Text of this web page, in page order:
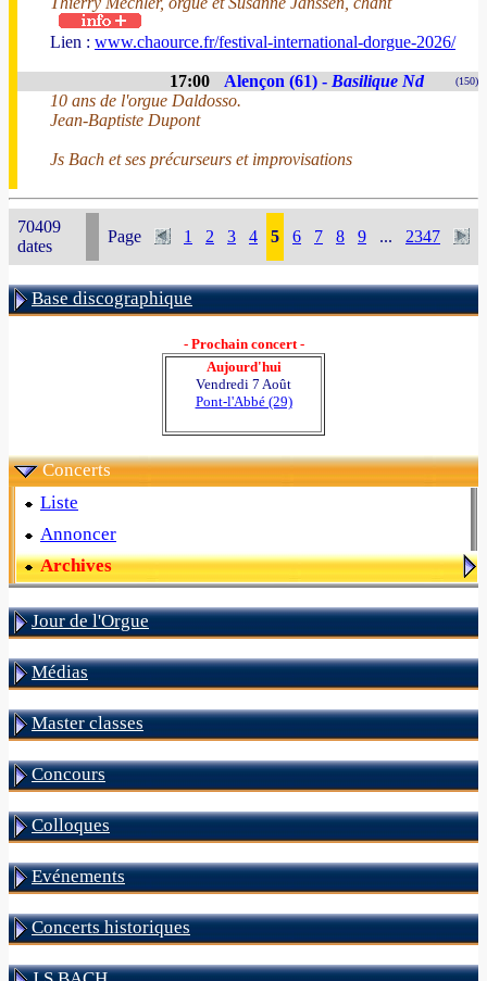
Lien : www.chaource.fr/festival-international-dorgue-2026/
17:00 Alençon (61) - Basilique Nd (150)
10 ans de l'orgue Daldosso.
Jean-Baptiste Dupont
Js Bach et ses précurseurs et improvisations
70409
dates
Page 1 2 3 4 5 6 7 8 9 ... 2347
Base discographique
- Prochain concert -
Aujourd'hui
Vendredi 7 Août
Pont-l'Abbé (29)
Concerts
Liste
Annoncer
Archives
Jour de l'Orgue
Médias
Master classes
Concours
Colloques
Evénements
Concerts historiques